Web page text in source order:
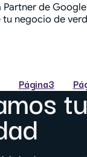
Partner de
negocio de
Página3